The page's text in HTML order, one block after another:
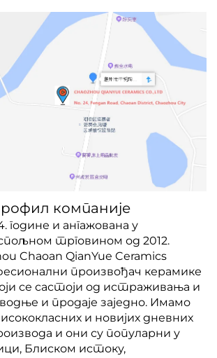
компаније
године и ангажована у
трговином од 2012.
Chaoan QianYue Ceramics
произвођач керамике
се састоји од истраживања и
и продаје заједно. Имамо
и новијих дневних
и они су популарни у
Блиском истоку,